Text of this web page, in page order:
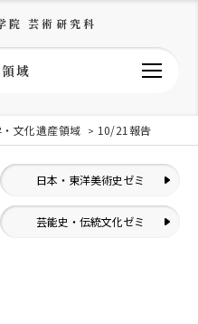
院 芸術研究科
域
文化遺産領域 10/21報告
日本・東洋美術史ゼミ
芸能史・伝統文化ゼミ